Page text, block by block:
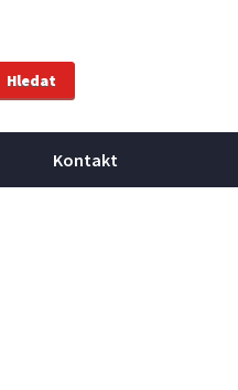
Kontakt